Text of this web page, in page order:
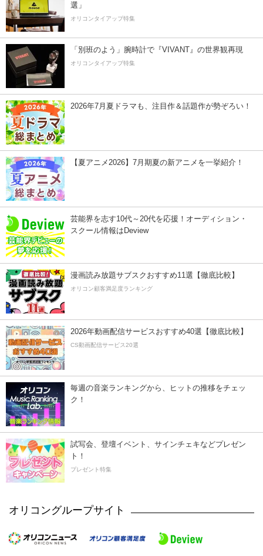
選」
オリコンタイアップ特集
「別班のよう」腕時計で『VIVANT』の世界観再現
オリコンタイアップ特集
2026年7月夏ドラマも、注目作＆話題作が勢ぞろい！
【夏アニメ2026】7月期夏の新アニメを一挙紹介！
芸能界を志す10代～20代を応援！オーディション・
スクール情報はDeview
漫画読み放題サブスクおすすめ11選【徹底比較】
オリコン顧客満足度ランキング
2026年動画配信サービスおすすめ40選【徹底比較】
CS動画配信サービス20選
毎週の音楽ランキングから、ヒットの推移をチェッ
ク！
試写会、登壇イベント、サインチェキなどプレゼン
ト！
プレゼント特集
オリコングループサイト